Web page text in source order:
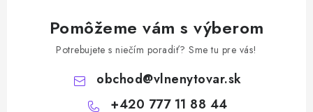
Pomôžeme vám s výberom
Potrebujete s niečím poradiť? Sme tu pre vás!
obchod@vlnenytovar.sk
+420 777 11 88 44